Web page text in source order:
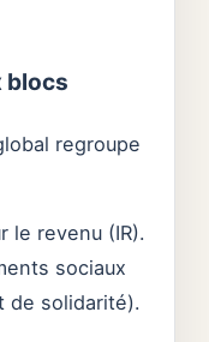
blocs
regroupe
le revenu (IR).
sociaux
de solidarité).